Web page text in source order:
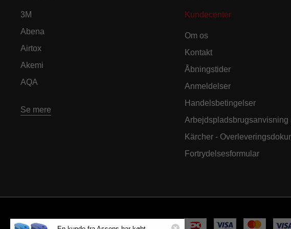
3M
Abena
Airtox
Akemi
AQA
Se mere
Kundecenter
Om os
Kontakt
Åbningstider
Anmeldelser
Handelsbetingelser
Arbejdspladsbrugsanvisning
Kärcher -
Fortrydelsesformular